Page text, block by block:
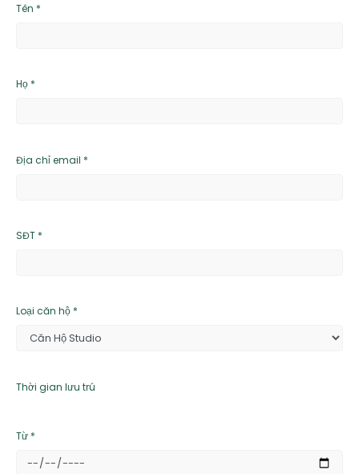
Tên *
Họ *
Địa chỉ email *
SĐT *
Loại căn hộ *
Thời gian lưu trú
Từ *